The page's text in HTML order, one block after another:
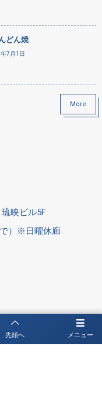
メニュー
先頭へ
どん焼
7月1日
More
映ビル5F
で）※日曜休廊